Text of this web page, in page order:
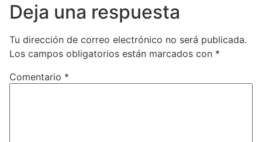
Deja una respuesta
Tu dirección de correo electrónico no será publicada.
Los campos obligatorios están marcados con *
Comentario *